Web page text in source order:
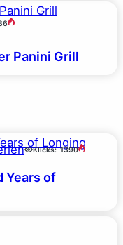
Panini Grill
Klicks: 1390
Years of